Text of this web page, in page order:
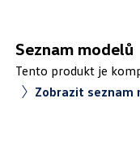
Seznam modelů
Tento produkt je
Zobrazit seznam